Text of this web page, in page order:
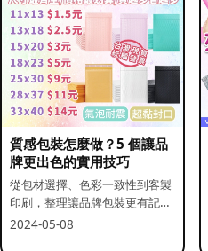
質感包裝怎麼做？5 個讓品
牌更出色的實用技巧
從包材選擇、色彩一致性到客製
印刷，整理讓品牌包裝更有記憶
點的實用做法。
2024-05-08